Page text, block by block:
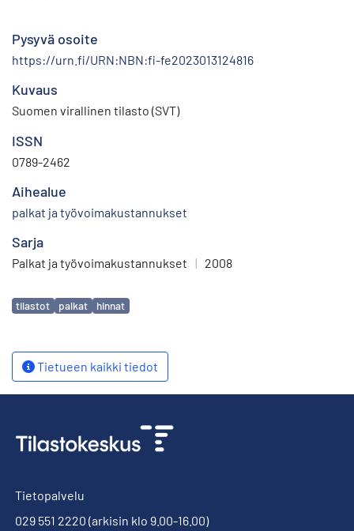
Pysyvä osoite
https://urn.fi/URN:NBN:fi-fe2023013124816
Kuvaus
Suomen virallinen tilasto (SVT)
ISSN
0789-2462
Aihealue
palkat ja työvoimakustannukset
Sarja
Palkat ja työvoimakustannukset | 2008
Avainsanat
tilastot palkat hinnat
Tietueen kaikki tiedot
Tietopalvelu
029 551 2220 (arkisin klo 9.00-16.00)